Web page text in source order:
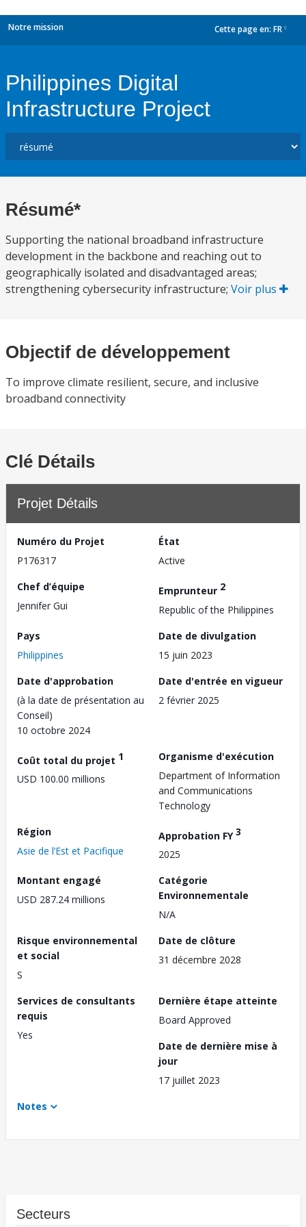
Notre mission Cette page en: FR
Philippines Digital
Infrastructure Project
Résumé*
Supporting the national broadband infrastructure
development in the backbone and reaching out to
geographically isolated and disadvantaged areas;
strengthening cybersecurity infrastructure; Voir plus
Objectif de développement
To improve climate resilient, secure, and inclusive
broadband connectivity
Clé Détails
Projet Détails
Numéro du Projet
P176317
État
Active
Chef d’équipe
Jennifer Gui
Emprunteur 2
Republic of the Philippines
Pays
Philippines
Date de divulgation
15 juin 2023
Date d'approbation
(à la date de présentation au
Conseil)
10 octobre 2024
Date d'entrée en vigueur
2 février 2025
Coût total du projet 1
USD 100.00 millions
Organisme d'exécution
Department of Information
and Communications
Technology
Région
Asie de l’Est et Pacifique
Approbation FY3
2025
Montant engagé
USD 287.24 millions
Catégorie
Environnementale
N/A
Risque environnemental
et social
S
Date de clôture
31 décembre 2028
Services de consultants
requis
Yes
Dernière étape atteinte
Board Approved
Date de dernière mise à
jour
17 juillet 2023
Notes
Secteurs